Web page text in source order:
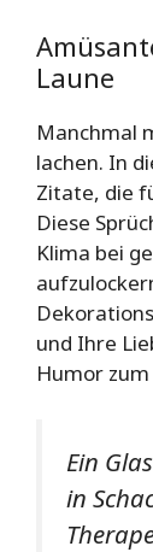
Laune
Manchmal
lachen. In
Zitate, die
Diese
Klima bei
und Ihre
Humor
Ein
in